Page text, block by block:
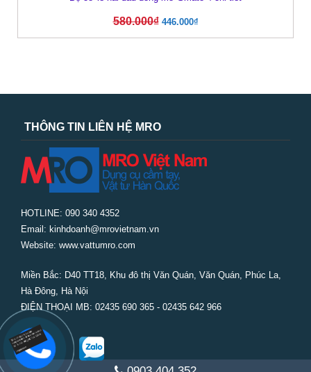
580.000₫ 446.000₫
THÔNG TIN LIÊN HỆ MRO
HOTLINE: 090 340 4352
Email: kinhdoanh@mrovietnam.vn
Website: www.vattumro.com
Miền Bắc: D40 TT18, Khu đô thị Văn Quán, Văn Quán, Phúc La,
Hà Đông, Hà Nội
ĐIỆN THOẠI MB: 02435 690 365 - 02435 642 966